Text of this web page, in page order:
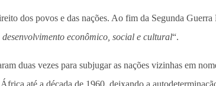
dos povos e das nações. Ao fim da Segunda
econômico, social e cultural“.
duas vezes para subjugar as nações vizinhas em